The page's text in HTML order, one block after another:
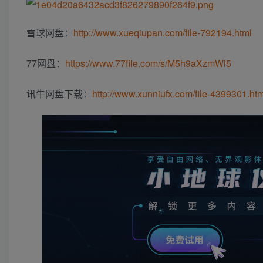
雪球网盘： http://www.xueqiupan.com/file-792194.html
77网盘： https://www.77file.com/s/M5h9aXzmWi5
讯牛网盘下载： http://www.xunniufx.com/file-